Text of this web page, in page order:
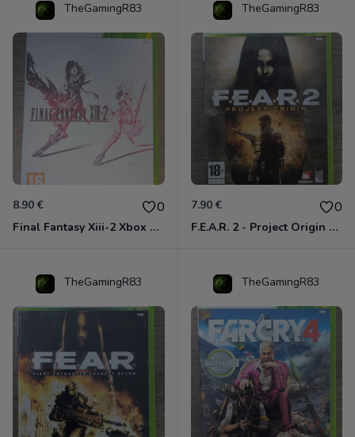
TheGamingR83
8.90 € 0
Final Fantasy Xiii-2 Xbox 360
TheGamingR83
7.90 € 0
F.E.A.R. 2 - Project Origin Xbox 360
TheGamingR83 TheGamingR83